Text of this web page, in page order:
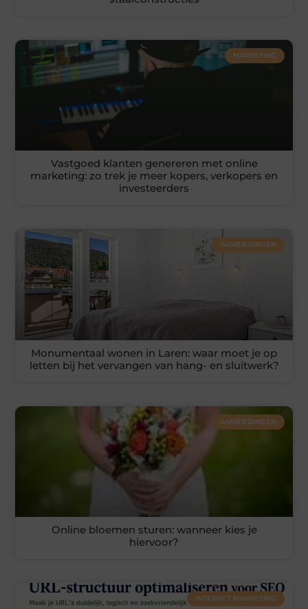
MARKETING
Vastgoed klanten genereren met online
marketing: zo trek je meer kopers, verkopers en
investeerders
AANBIEDINGEN
Monumentaal wonen in Laren: waar moet je op
letten bij het vervangen van hang- en sluitwerk?
AANBIEDINGEN
Online bloemen sturen: wanneer kies je
hiervoor?
INTERNET MARKETING